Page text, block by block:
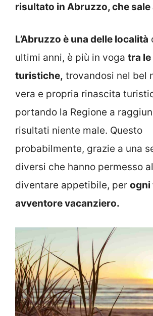
risultato in Abruzzo, che sale
L’Abruzzo è una delle località
ultimi anni, è più in voga tra le
turistiche, trovandosi nel bel
vera e propria rinascita
portando la Regione a
risultati niente male. Questo
probabilmente, grazie a una
diversi che hanno permesso
diventare appetibile, per ogni
avventore vacanziero.